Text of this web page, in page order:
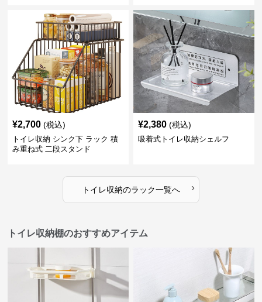
¥2,700 (税込)
トイレ収納 シンク下 ラック 積
み重ね式 二段スタンド
¥2,380 (税込)
吸着式トイレ収納シェルフ
トイレ収納のラック一覧へ ›
トイレ収納棚のおすすめアイテム